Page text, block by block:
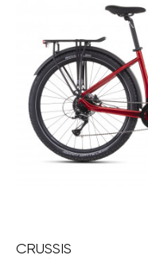
CRUSSIS